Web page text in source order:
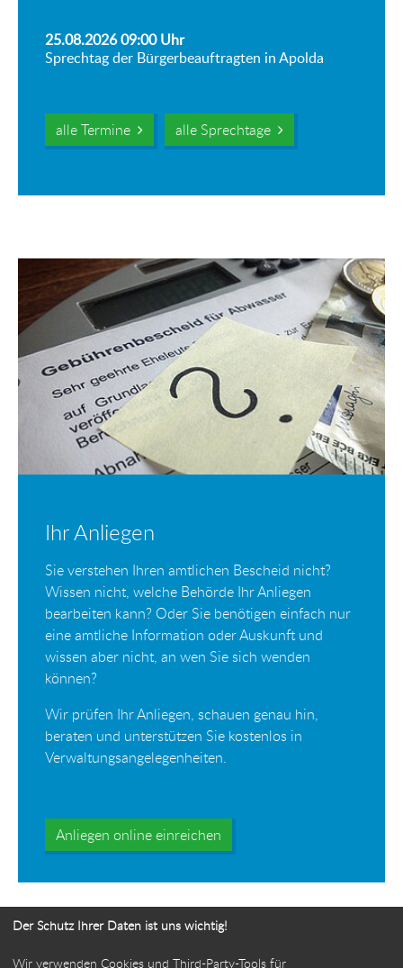
25.08.2026 09:00Uhr
Sprechtag der Bürgerbeauftragten in Apolda
alle Termine alle Sprechtage
Ihr Anliegen
Sie verstehen Ihren amtlichen Bescheid nicht?
Wissen nicht, welche Behörde Ihr Anliegen
bearbeiten kann? Oder Sie benötigen einfach nur
eine amtliche Information oder Auskunft und
wissen aber nicht, an wen Sie sich wenden
können?
Wir prüfen Ihr Anliegen, schauen genau hin,
beraten und unterstützen Sie kostenlos in
Verwaltungsangelegenheiten.
Anliegen online einreichen
Der Schutz Ihrer Daten ist uns wichtig!
Wir verwenden Cookies und Third-Party-Tools für